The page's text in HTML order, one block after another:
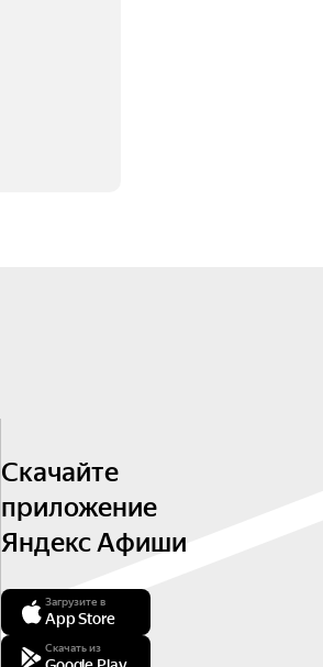
Скачайте
приложение
Яндекс Афиши
Загрузите в
App Store
Скачать из